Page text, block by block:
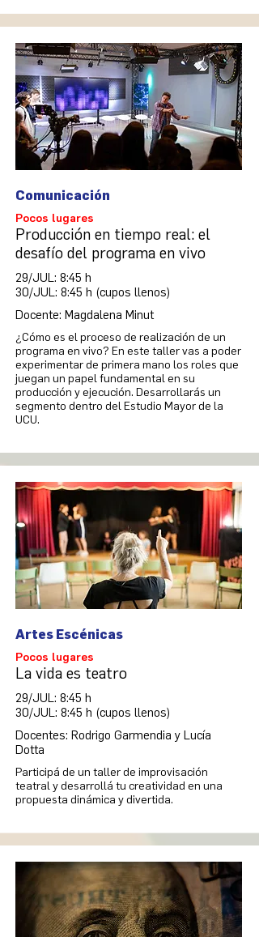
Comunicación
Pocos lugares
Producción en tiempo real: el
desafío del programa en vivo
29/JUL: 8:45 h
30/JUL: 8:45 h (cupos llenos)
Docente: Magdalena Minut
¿Cómo es el proceso de realización de un
programa en vivo? En este taller vas a poder
experimentar de primera mano los roles que
juegan un papel fundamental en su
producción y ejecución. Desarrollarás un
segmento dentro del Estudio Mayor de la
UCU.
Artes Escénicas
Pocos lugares
La vida es teatro
29/JUL: 8:45 h
30/JUL: 8:45 h (cupos llenos)
Docentes: Rodrigo Garmendia y Lucía
Dotta
Participá de un taller de improvisación
teatral y desarrollá tu creatividad en una
propuesta dinámica y divertida.